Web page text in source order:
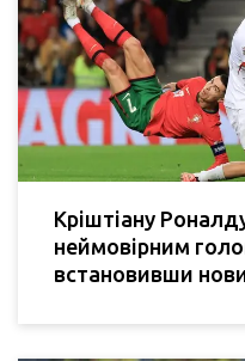
Кріштіану
неймовірним
встановивши